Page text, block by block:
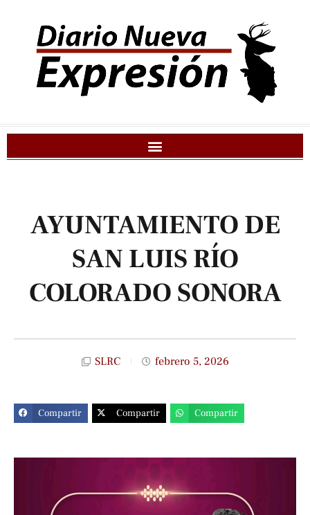
AYUNTAMIENTO DE
SAN LUIS RÍO
COLORADO SONORA
SLRC febrero 5, 2026
Compartir Compartir Compartir